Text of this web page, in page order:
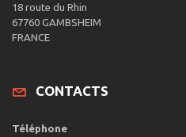
18 route du Rhin
67760 GAMBSHEIM
FRANCE
CONTACTS
Téléphone